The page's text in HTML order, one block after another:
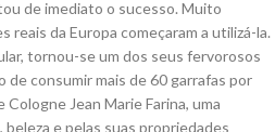
de imediato o sucesso. Muito
reais da Europa começaram a utilizá-la.
tornou-se um dos seus fervorosos
consumir mais de 60 garrafas por
Cologne Jean Marie Farina, uma
e pelas suas propriedades